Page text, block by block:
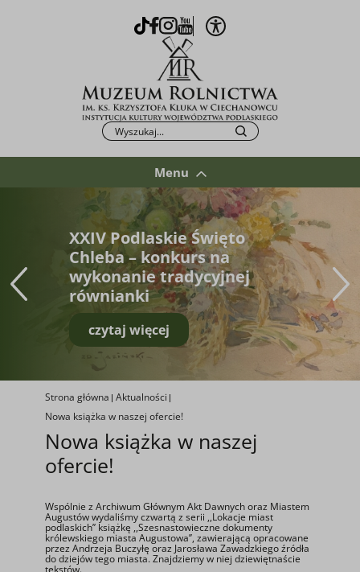
TikTok
Facebook
Instagram
YoutubeOtwórz opcje WCAG
Po kliknięciu przycisku fraza zostanie
Szukaj
Menu
XXIV Podlaskie Święto
Chleba – konkurs na
wykonanie tradycyjnej
równianki
czytaj więcej
Strona główna Aktualności
Nowa książka w naszej ofercie!
Nowa książka w naszej
ofercie!
Wspólnie z Archiwum Głównym Akt Dawnych oraz Miastem
Augustów wydaliśmy czwartą z serii ,,Lokacje miast
podlaskich’’ książkę ,,Szesnastowieczne dokumenty
królewskiego miasta Augustowa’’, zawierającą opracowane
przez Andrzeja Buczyłę oraz Jarosława Zawadzkiego źródła
do dziejów tego miasta. Znajdziemy w niej dziewiętnaście
tekstów.